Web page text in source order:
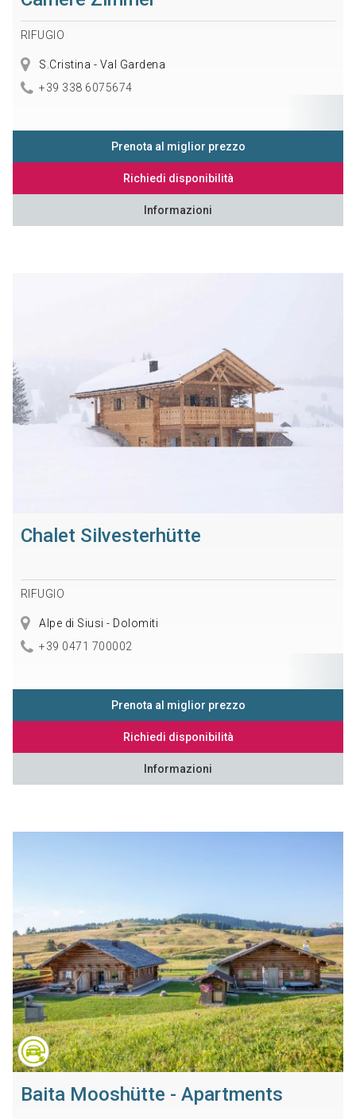
RIFUGIO
S.Cristina - Val Gardena
+39 338 6075674
Prenota al miglior prezzo
Richiedi disponibilità
Informazioni
Chalet Silvesterhütte
RIFUGIO
Alpe di Siusi - Dolomiti
+39 0471 700002
Prenota al miglior prezzo
Richiedi disponibilità
Informazioni
Baita Mooshütte - Apartments